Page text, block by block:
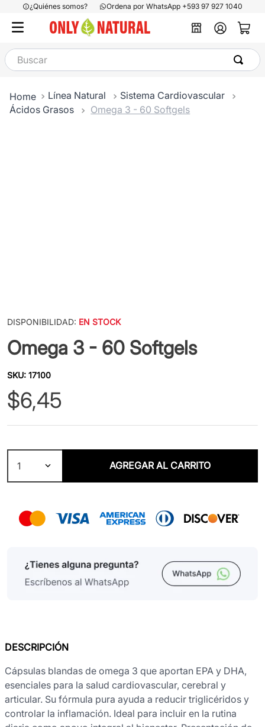
¿Quiénes somos? Ordena por WhatsApp +593 97 927 1040
Buscar
Línea Natural
Sistema Cardiovascular
Ácidos Grasos
Omega 3 - 60 Softgels
DISPONIBILIDAD: EN STOCK
Omega 3 - 60 Softgels
SKU:17100
$6,45
1 AGREGAR AL CARRITO
DESCRIPCIÓN
Cápsulas blandas de omega 3 que aportan EPA y DHA,
esenciales para la salud cardiovascular, cerebral y
articular. Su fórmula pura ayuda a reducir triglicéridos y
controlar la inflamación. Ideal para incluir en la rutina